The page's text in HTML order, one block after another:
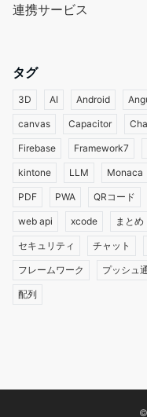
連携サービス
タグ
3D AI Android
canvas Capacitor
Firebase Framework7
kintone LLM Monaca
PDF PWA QRコード
web api xcode まとめ
セキュリティ チャット
フレームワーク プッシュ
配列
©